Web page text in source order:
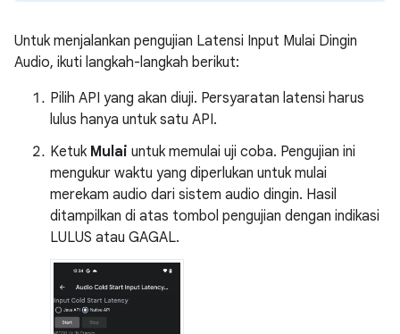
Untuk menjalankan pengujian Latensi Input Mulai Dingin
Audio, ikuti langkah-langkah berikut:
Pilih API yang akan diuji. Persyaratan latensi harus
lulus hanya untuk satu API.
Ketuk Mulai untuk memulai uji coba. Pengujian ini
mengukur waktu yang diperlukan untuk mulai
merekam audio dari sistem audio dingin. Hasil
ditampilkan di atas tombol pengujian dengan indikasi
LULUS atau GAGAL.